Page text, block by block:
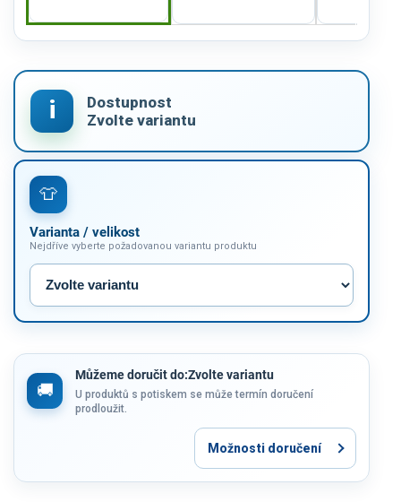
Varianta / velikost
Nejdříve vyberte požadovanou variantu produktu
Můžeme doručit do:Zvolte variantu
U produktů s potiskem se může termín doručení
prodloužit.
Možnosti doručení